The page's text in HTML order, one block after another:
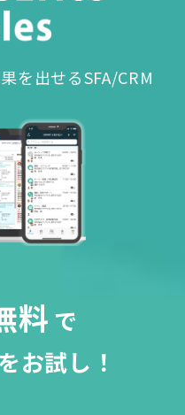
を出せるSFA/CRM
料 で
お試し！